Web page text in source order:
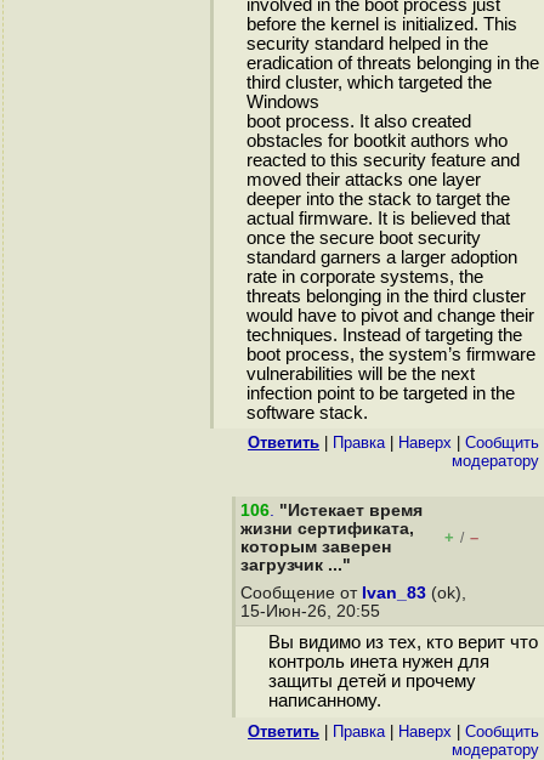
involved in the boot process just
before the kernel is initialized. This
security standard helped in the
eradication of threats belonging in the
third cluster, which targeted the
Windows
boot process. It also created
obstacles for bootkit authors who
reacted to this security feature and
moved their attacks one layer
deeper into the stack to target the
actual firmware. It is believed that
once the secure boot security
standard garners a larger adoption
rate in corporate systems, the
threats belonging in the third cluster
would have to pivot and change their
techniques. Instead of targeting the
boot process, the system’s firmware
vulnerabilities will be the next
infection point to be targeted in the
software stack.
Ответить Правка| Наверх
Cообщить
модератору
106. "Истекает время
жизни сертификата,
которым заверен
загрузчик ..."
+ / –
Сообщение от Ivan_83 (ok),
15-Июн-26, 20:55
Вы видимо из тех, кто верит что
контроль инета нужен для
защиты детей и прочему
написанному.
Ответить Правка| Наверх
Cообщить
модератору